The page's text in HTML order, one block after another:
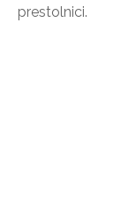
prestolnici.